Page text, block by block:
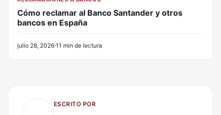
Cómo reclamar al Banco Santander y otros
bancos en España
julio 28, 2026 11 min de lectura
ESCRITO POR